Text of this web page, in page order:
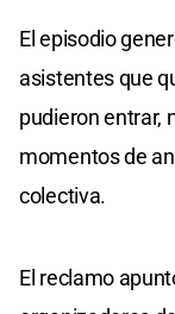
El episodio
asistentes que
pudieron entrar,
momentos de
colectiva.
El reclamo